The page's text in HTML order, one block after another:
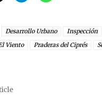
Desarrollo Urbano Inspección
Viento
Praderas del Ciprés